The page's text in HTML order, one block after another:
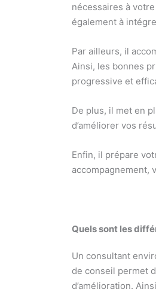
nécessaires à
également à
Par ailleurs, il
Ainsi, les bonnes
progressive et
De plus, il met en
d’améliorer vos
Enfin, il prépare
accompagnement,
Quels sont les
Un consultant
de conseil permet
d’amélioration.